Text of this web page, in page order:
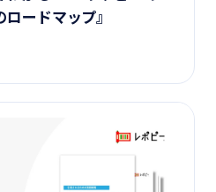
ードマップ』